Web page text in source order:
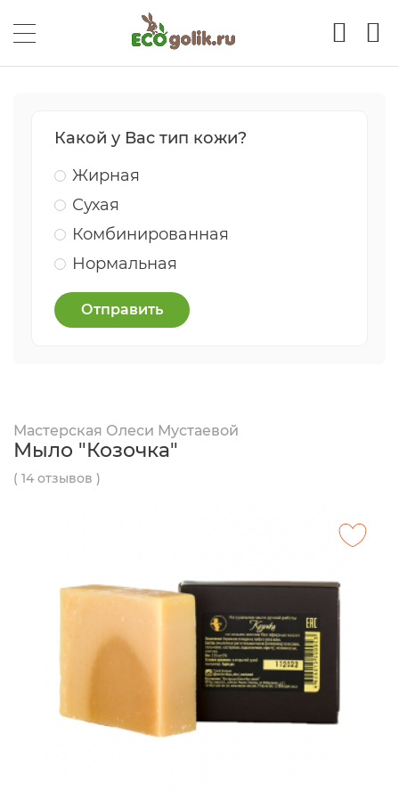
Какой у Вас тип кожи?
Жирная
Сухая
Комбинированная
Нормальная
Отправить
Мастерская Олеси Мустаевой
Мыло "Козочка"
( 14 отзывов )